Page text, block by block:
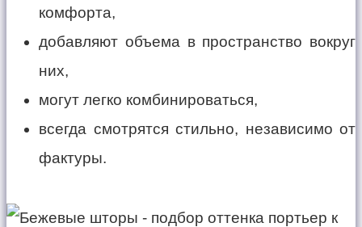
комфорта,
добавляют объема в пространство вокруг
них,
могут легко комбинироваться,
всегда смотрятся стильно, независимо от
фактуры.